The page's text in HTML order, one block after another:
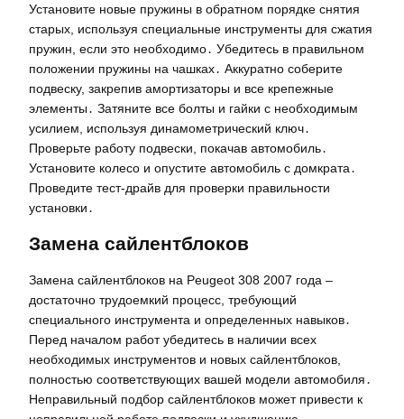
Установите новые пружины в обратном порядке снятия
старых, используя специальные инструменты для сжатия
пружин, если это необходимо․ Убедитесь в правильном
положении пружины на чашках․ Аккуратно соберите
подвеску, закрепив амортизаторы и все крепежные
элементы․ Затяните все болты и гайки с необходимым
усилием, используя динамометрический ключ․
Проверьте работу подвески, покачав автомобиль․
Установите колесо и опустите автомобиль с домкрата․
Проведите тест-драйв для проверки правильности
установки․
Замена сайлентблоков
Замена сайлентблоков на Peugeot 308 2007 года –
достаточно трудоемкий процесс, требующий
специального инструмента и определенных навыков․
Перед началом работ убедитесь в наличии всех
необходимых инструментов и новых сайлентблоков,
полностью соответствующих вашей модели автомобиля․
Неправильный подбор сайлентблоков может привести к